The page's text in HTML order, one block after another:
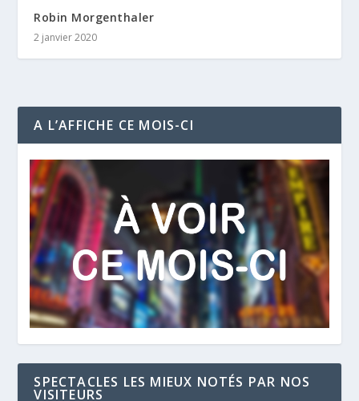
Robin Morgenthaler
2 janvier 2020
A L’AFFICHE CE MOIS-CI
SPECTACLES LES MIEUX NOTÉS PAR NOS
VISITEURS